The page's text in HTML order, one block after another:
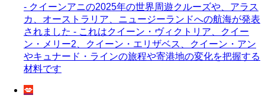
- クイーンアニの2025年の世界周遊クルーズや、アラス
カ、オーストラリア、ニュージーランドへの航海が発表
されました - これはクイーン・ヴィクトリア、クイー
ン・メリー2、クイーン・エリザベス、クイーン・アン
やキュナード・ラインの旅程や寄港地の変化を把握する
材料です
💋